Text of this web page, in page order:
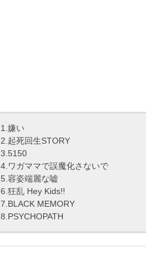
1.嫌い
2.起死回生STORY
3.5150
4.ワガママで誤魔化さないで
5.容姿端麗な嘘
6.狂乱 Hey Kids!!
7.BLACK MEMORY
8.PSYCHOPATH